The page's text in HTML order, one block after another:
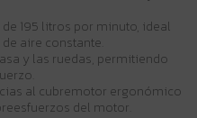
195 litros por minuto, ideal
aire constante.
y las ruedas, permitiendo
al cubremotor ergonómico
del motor.